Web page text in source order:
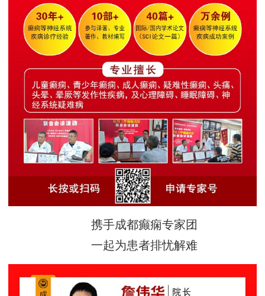
携手成都癫痫专家团
一起为患者排忧解难